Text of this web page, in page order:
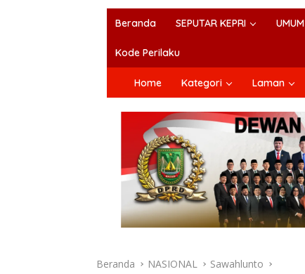
Beranda SEPUTAR KEPRI UMUM
Kode Perilaku
Home Kategori Laman
Beranda NASIONAL Sawahlunto